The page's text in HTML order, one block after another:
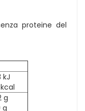
proteine del
kJ
g
g